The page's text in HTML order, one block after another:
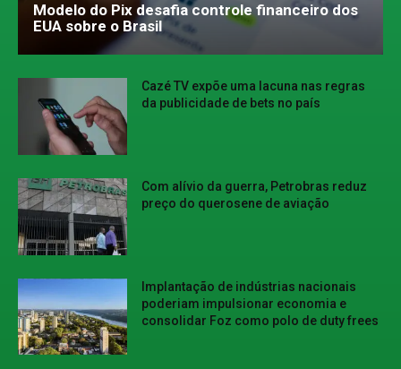
Modelo do Pix desafia controle financeiro dos
EUA sobre o Brasil
Cazé TV expõe uma lacuna nas regras
da publicidade de bets no país
Com alívio da guerra, Petrobras reduz
preço do querosene de aviação
Implantação de indústrias nacionais
poderiam impulsionar economia e
consolidar Foz como polo de duty frees